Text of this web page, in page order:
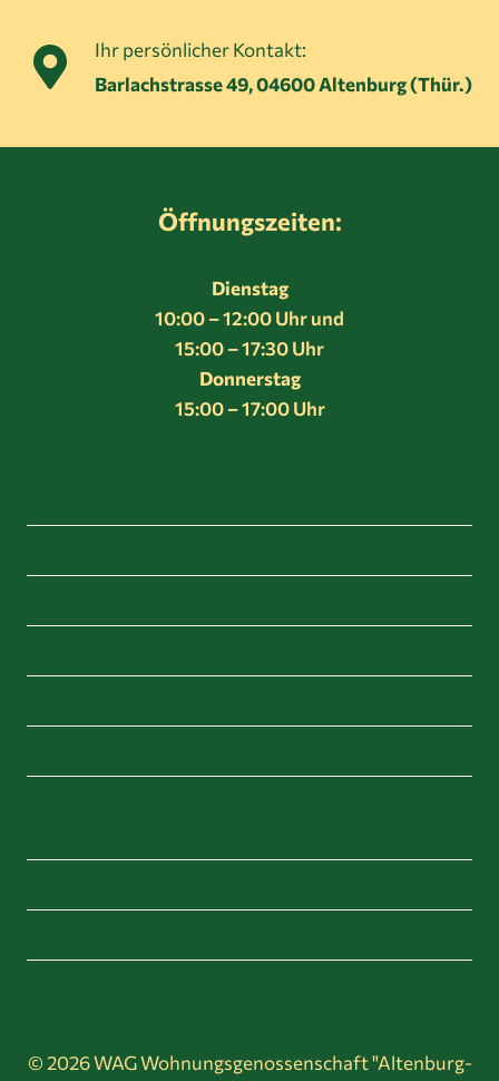
Ihr persönlicher Kontakt:
Barlachstrasse 49, 04600 Altenburg (Thür.)
Öffnungszeiten:
Dienstag
10:00 – 12:00 Uhr und
15:00 – 17:30 Uhr
Donnerstag
15:00 – 17:00 Uhr
© 2026 WAG Wohnungsgenossenschaft "Altenburg-